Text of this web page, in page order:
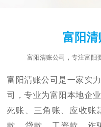
富阳清
富阳清账公司，专注富阳
富阳清账公司是一家实
司，专业为富阳本地企
死账、三角账、应收账